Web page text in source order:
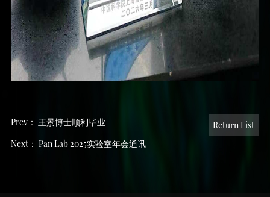
Prev： 王景博士顺利毕业
Next： Pan Lab 2025实验室年会通讯
Return List